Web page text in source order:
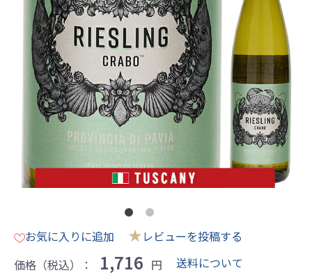
お気に入りに追加 ★レビューを投稿する
価格（税込）：
1,716 円
送料について